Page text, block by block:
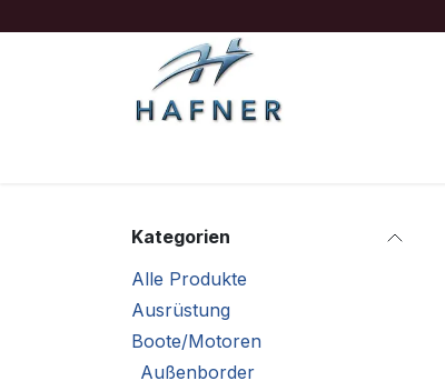
Kategorien
Alle Produkte
Ausrüstung
Boote/Motoren
Außenborder